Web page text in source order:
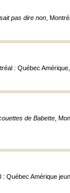
pas dire non ,
: Québec
de Babette ,
: Québec Amérique